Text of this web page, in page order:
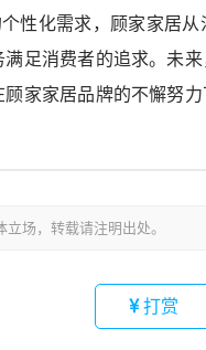
性化需求，顾家家居
足消费者的追求。未
家家居品牌的不懈努
场，转载请注明出处。
打赏